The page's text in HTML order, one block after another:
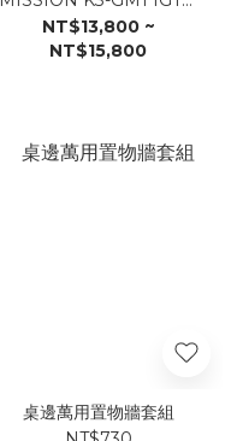
油暖爐
NT$13,800 ~
NT$15,800
桌邊萬用置物牆套組